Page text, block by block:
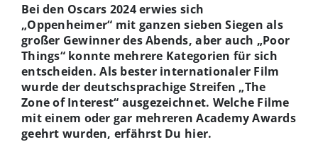
Bei den Oscars 2024 erwies sich
„Oppenheimer“ mit ganzen sieben Siegen als
großer Gewinner des Abends, aber auch „Poor
Things“ konnte mehrere Kategorien für sich
entscheiden. Als bester internationaler Film
wurde der deutschsprachige Streifen „The
Zone of Interest“ ausgezeichnet. Welche Filme
mit einem oder gar mehreren Academy Awards
geehrt wurden, erfährst Du hier.